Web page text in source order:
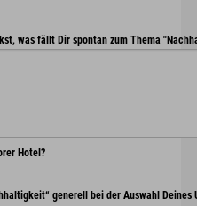
was fällt Dir spontan zum Thema
Hotel?
generell bei der Auswahl Deines